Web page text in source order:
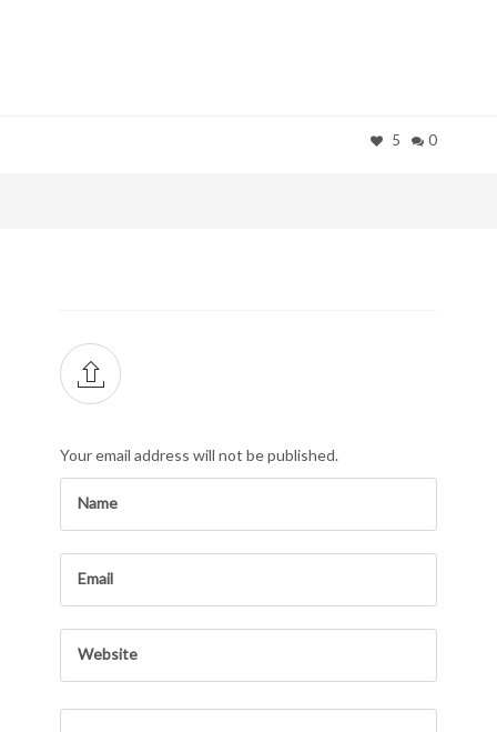
5 0
Your email address will not be published.